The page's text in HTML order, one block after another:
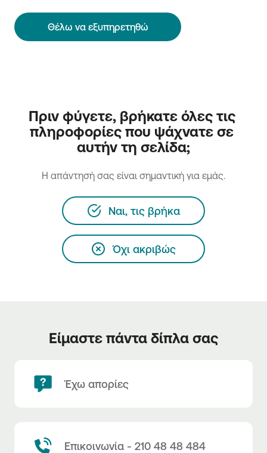
Θέλω να εξυπηρετηθώ
Πριν φύγετε, βρήκατε όλες τις
πληροφορίες που ψάχνατε σε
αυτήν τη σελίδα;
H απάντησή σας είναι σημαντική για εμάς.
Ναι, τις βρήκα
Όχι ακριβώς
Είμαστε πάντα δίπλα σας
Έχω απορίες
Επικοινωνία - 210 48 48 484